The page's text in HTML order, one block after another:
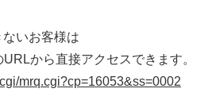
ないお客様は
から直接アクセスできます。
mrq.cgi?cp=16053&ss=0002